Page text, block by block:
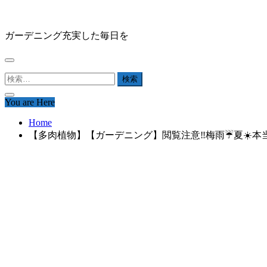
content
ガーデニング充実した毎日を
検
You are Here
Home
【多肉植物】【ガーデニング】閲覧注意‼️梅雨☔夏☀️本